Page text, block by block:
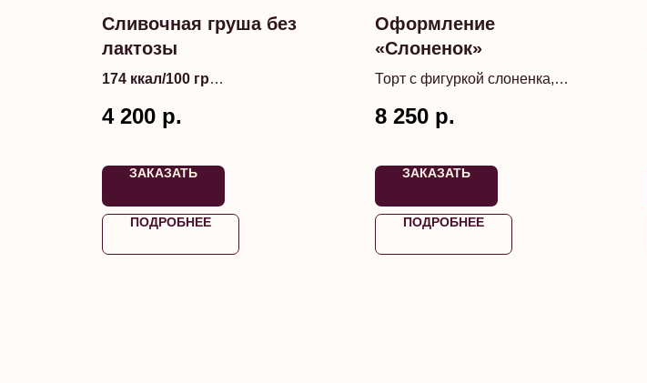
Сливочная груша без
лактозы
174 ккал/100 гр
минимум за 3 дня до даты
4 200 р.
ЗАКАЗАТЬ
ПОДРОБНЕЕ
Оформление
«Слоненок»
Торт с фигуркой слоненка,
облаками
8 250 р.
ЗАКАЗАТЬ
ПОДРОБНЕЕ